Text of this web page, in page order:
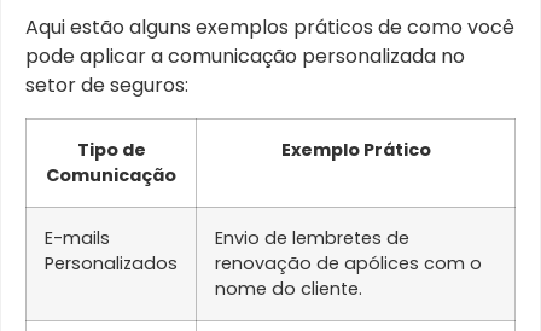
Aqui estão alguns exemplos práticos de como você
pode aplicar a comunicação personalizada no
setor de seguros:
Tipo de
Comunicação
Exemplo Prático
E-mails
Personalizados
Envio de lembretes de
renovação de apólices com o
nome do cliente.